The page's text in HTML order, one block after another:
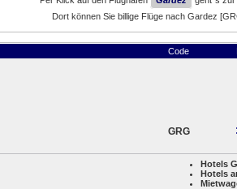
Dort können Sie billige Flüge nach Gardez
Code
GRG
Hotels
Hotels